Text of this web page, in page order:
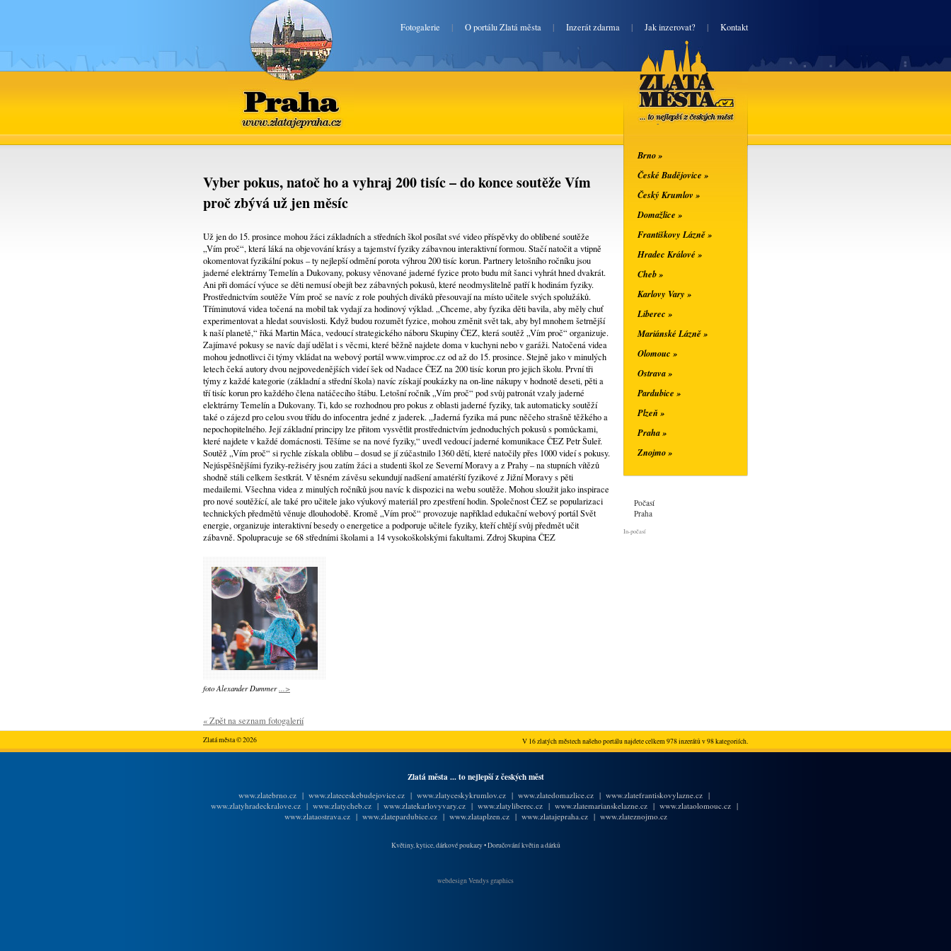
Fotogalerie | O portálu Zlatá města | Inzerát zdarma | Jak inzerovat? | Kontakt
Praha
www.zlatajepraha.cz
Vyber pokus, natoč ho a vyhraj 200 tisíc – do konce soutěže Vím
proč zbývá už jen měsíc
Už jen do 15. prosince mohou žáci základních a středních škol posílat své video příspěvky do oblíbené soutěže
„Vím proč“, která láká na objevování krásy a tajemství fyziky zábavnou interaktivní formou. Stačí natočit a vtipně
okomentovat fyzikální pokus – ty nejlepší odmění porota výhrou 200 tisíc korun. Partnery letošního ročníku jsou
jaderné elektrárny Temelín a Dukovany, pokusy věnované jaderné fyzice proto budu mít šanci vyhrát hned dvakrát.
Ani při domácí výuce se děti nemusí obejít bez zábavných pokusů, které neodmyslitelně patří k hodinám fyziky.
Prostřednictvím soutěže Vím proč se navíc z role pouhých diváků přesouvají na místo učitele svých spolužáků.
Tříminutová videa točená na mobil tak vydají za hodinový výklad. „Chceme, aby fyzika děti bavila, aby měly chuť
experimentovat a hledat souvislosti. Když budou rozumět fyzice, mohou změnit svět tak, aby byl mnohem šetrnější
k naší planetě,“ říká Martin Máca, vedoucí strategického náboru Skupiny ČEZ, která soutěž „Vím proč“ organizuje.
Zajímavé pokusy se navíc dají udělat i s věcmi, které běžně najdete doma v kuchyni nebo v garáži. Natočená videa
mohou jednotlivci či týmy vkládat na webový portál www.vimproc.cz od až do 15. prosince. Stejně jako v minulých
letech čeká autory dvou nejpovedenějších videí šek od Nadace ČEZ na 200 tisíc korun pro jejich školu. První tři
týmy z každé kategorie (základní a střední škola) navíc získají poukázky na on-line nákupy v hodnotě deseti, pěti a
tří tisíc korun pro každého člena natáčecího štábu. Letošní ročník „Vím proč“ pod svůj patronát vzaly jaderné
elektrárny Temelín a Dukovany. Ti, kdo se rozhodnou pro pokus z oblasti jaderné fyziky, tak automaticky soutěží
také o zájezd pro celou svou třídu do infocentra jedné z jaderek. „Jaderná fyzika má punc něčeho strašně těžkého a
nepochopitelného. Její základní principy lze přitom vysvětlit prostřednictvím jednoduchých pokusů s pomůckami,
které najdete v každé domácnosti. Těšíme se na nové fyziky,“ uvedl vedoucí jaderné komunikace ČEZ Petr Šuleř.
Soutěž „Vím proč“ si rychle získala oblibu – dosud se jí zúčastnilo 1360 dětí, které natočily přes 1000 videí s pokusy.
Nejúspěšnějšími fyziky-režiséry jsou zatím žáci a studenti škol ze Severní Moravy a z Prahy – na stupních vítězů
shodně stáli celkem šestkrát. V těsném závěsu sekundují nadšení amatérští fyzikové z Jižní Moravy s pěti
medailemi. Všechna videa z minulých ročníků jsou navíc k dispozici na webu soutěže. Mohou sloužit jako inspirace
pro nové soutěžící, ale také pro učitele jako výukový materiál pro zpestření hodin. Společnost ČEZ se popularizaci
technických předmětů věnuje dlouhodobě. Kromě „Vím proč“ provozuje například edukační webový portál Svět
energie, organizuje interaktivní besedy o energetice a podporuje učitele fyziky, kteří chtějí svůj předmět učit
zábavně. Spolupracuje se 68 středními školami a 14 vysokoškolskými fakultami. Zdroj Skupina ČEZ
foto Alexander Dummer...>
« Zpět na seznam fotogalerií
Zlatá města
... to nejlepší z
českých měst
Brno »
České Budějovice »
Český Krumlov »
Domažlice »
Františkovy Lázně »
Hradec Králové »
Cheb »
Karlovy Vary »
Liberec »
Mariánské Lázně »
Olomouc »
Ostrava »
Pardubice »
Plzeň »
Praha »
Znojmo »
Počasí
Praha
In-počasí
Zlatá města © 2026 V 16 zlatých městech našeho portálu najdete celkem 978 inzerátů v 98 kategoriích.
Zlatá města ... to nejlepší z českých měst
www.zlatebrno.cz | www.zlateceskebudejovice.cz | www.zlatyceskykrumlov.cz | www.zlatedomazlice.cz | www.zlatefrantiskovylazne.cz |
www.zlatyhradeckralove.cz| www.zlatycheb.cz| www.zlatekarlovyvary.cz| www.zlatyliberec.cz| www.zlatemarianskelazne.cz| www.zlataolomouc.cz|
www.zlataostrava.cz| www.zlatepardubice.cz| www.zlataplzen.cz| www.zlatajepraha.cz| www.zlateznojmo.cz
Květiny, kytice, dárkové poukazy•Doručování květin a dárků
webdesign Vendys graphics